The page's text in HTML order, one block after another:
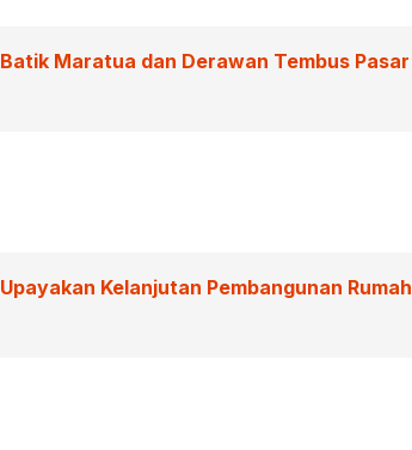
Maratua dan Derawan Tembus
Kelanjutan Pembangunan